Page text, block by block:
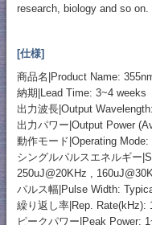
research, biology and so on.
[仕様]
商品名|Product Name:
納期|Lead Time: 3~4 weeks
出力波長|Output
出力パワー|Output Power
動作モード|Operating
シングルパルスエネルギー
250uJ@20KHz ,
パルス幅|Pulse Width:
繰り返し率|Rep. Rate(kHz):
ピークパワー|Peak Power: